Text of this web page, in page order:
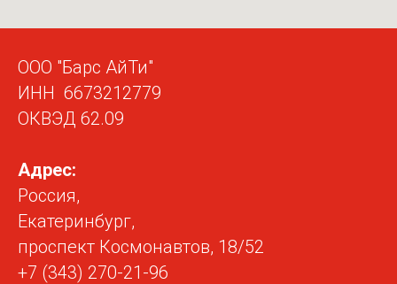
ООО "Барс АйТи"
ИНН 6673212779
ОКВЭД 62.09
Адрес:
Россия,
Екатеринбург,
проспект Космонавтов, 18/52
+7 (343) 270-21-96